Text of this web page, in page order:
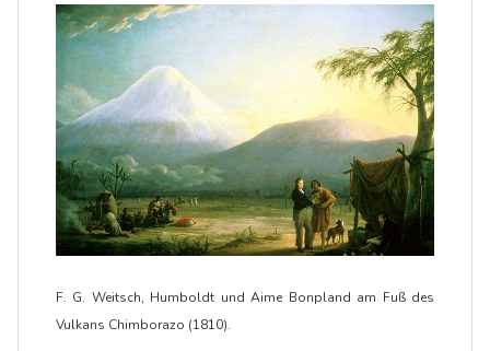
F. G. Weitsch, Humboldt und Aime Bonpland am Fuß des
Vulkans Chimborazo (1810).